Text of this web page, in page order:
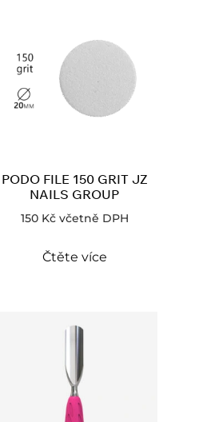
PODO FILE 150 GRIT JZ
NAILS GROUP
150 Kč včetně DPH
Čtěte více